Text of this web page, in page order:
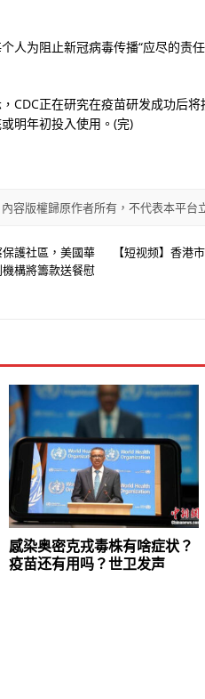
人为阻止新冠病毒传播“应尽的责
CDC正在研究在疫苗研发成功后
明年初投入使用。(完)
容版權歸原作者所有，不代表本平台
護社區，美國華
構將籌款送餐慰
【短视频】香港
感染奥密克戎毒株有啥症状？
疫苗还有用吗？世卫发声